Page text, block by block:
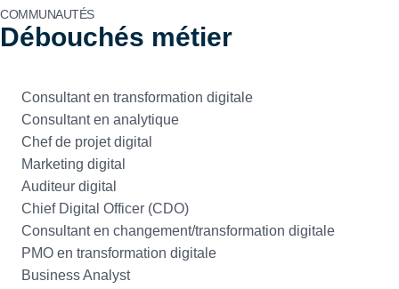
COMMUNAUTÉS
Débouchés métier
Consultant en transformation digitale
Consultant en analytique
Chef de projet digital
Marketing digital
Auditeur digital
Chief Digital Officer (CDO)
Consultant en changement/transformation digitale
PMO en transformation digitale
Business Analyst